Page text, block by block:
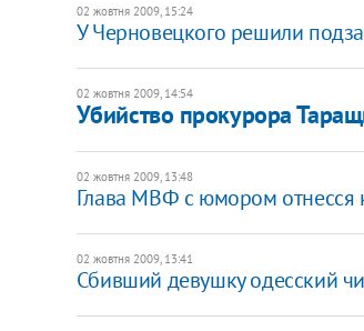
02 жовтня 2009, 15:24
У Черновецкого решили
02 жовтня 2009, 14:54
Убийство прокурора
02 жовтня 2009, 13:48
Глава МВФ с юмором отнесся
02 жовтня 2009, 13:41
Сбивший девушку одесский